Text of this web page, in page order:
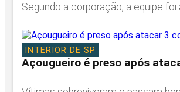
Segundo a corporação, a equipe
INTERIOR DE SP
Açougueiro é preso após